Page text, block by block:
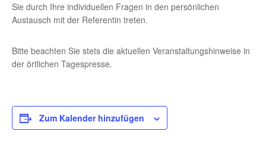
Sie durch Ihre individuellen Fragen in den persönlichen
Austausch mit der Referentin treten.
Bitte beachten Sie stets die aktuellen Veranstaltungshinweise in
der örtlichen Tagespresse.
Zum Kalender hinzufügen